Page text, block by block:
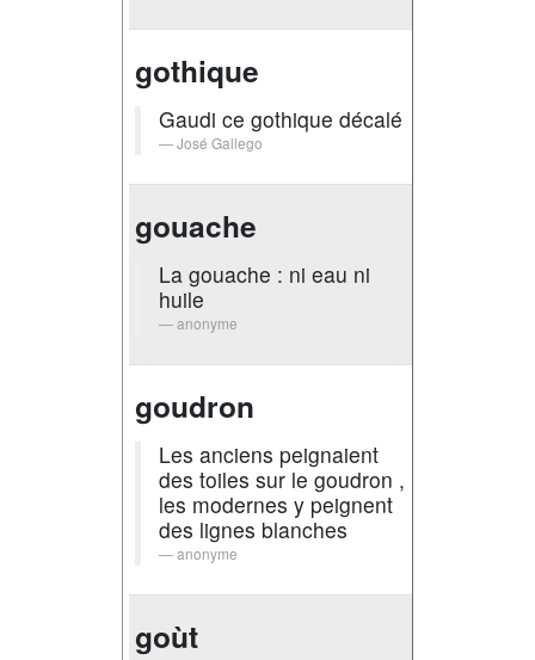
gothique
Gaudi ce gothique décalé
José Gallego
gouache
La gouache : ni eau ni
huile
anonyme
goudron
Les anciens peignaient
des toiles sur le goudron ,
les modernes y peignent
des lignes blanches
anonyme
goùt